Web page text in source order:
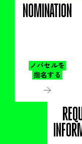
NOMINATION
ノバセルを
指名する